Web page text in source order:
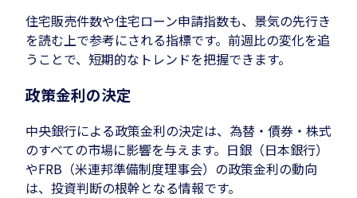
住宅販売件数や住宅ローン申請指数も、景気の先行き
を読む上で参考にされる指標です。前週比の変化を追
うことで、短期的なトレンドを把握できます。
政策金利の決定
中央銀行による政策金利の決定は、為替・債券・株式
のすべての市場に影響を与えます。日銀（日本銀行）
やFRB（米連邦準備制度理事会）の政策金利の動向
は、投資判断の根幹となる情報です。